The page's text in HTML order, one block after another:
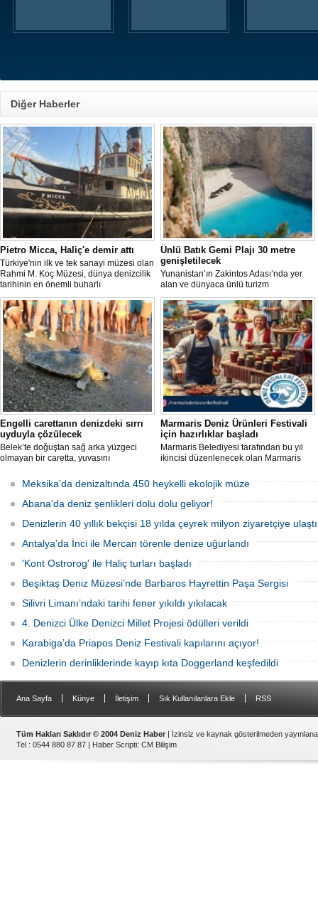
Diğer Haberler
Pietro Micca, Haliç'e demir attı
Türkiye'nin ilk ve tek sanayi müzesi olan
Rahmi M. Koç Müzesi, dünya denizcilik
tarihinin en önemli buharlı
römorkörlerinden biri olarak kabul
edilen Pietro Micca'yı koleksiyonuna
kazandırdı.
Ünlü Batık Gemi Plajı 30 metre
genişletilecek
Yunanistan’ın Zakintos Adası’nda yer
alan ve dünyaca ünlü turizm
noktalarından biri olan Navagio Plajı'nın
yaklaşık 30 metre genişletilmesi
planlanıyor.
Engelli carettanın denizdeki sırrı
uyduyla çözülecek
Belek’te doğuştan sağ arka yüzgeci
olmayan bir caretta, yuvasını
üzerine bıraktı. "DOA" adı verilen deniz
kaplumbağasına ilk kez uydu izleme
cihazı takıldı ve denize uğurlandı.
Marmaris Deniz Ürünleri Festivali
için hazırlıklar başladı
Marmaris Belediyesi tarafından bu yıl
ikincisi düzenlenecek olan Marmaris
tarihleri arasında Selimiye
Mahallesi'nde gerçekleştirilecek.
Festivalde deniz ürünleri, yöresel
lezzetler ve kentin kıyı kültürü ön plana
çıkarılacak.
Meksika’da denizaltında 450 heykelli ekolojik müze
Abana’da deniz şenlikleri dolu dolu geliyor!
Denizlerin 40 yıllık bekçisi 18 yılda çeyrek milyon ziyaretçiye ulaştı
Antalya’da İnci ile Mercan törenle denize uğurlandı
'Kont Ostrorog' ile Haliç turları başladı
Beşiktaş Deniz Müzesi’nde Barbaros Hayrettin Paşa Sergisi
Silivri Limanı’ndaki tarihi fener yıkıldı yıkılacak
4. Denizci Ülke Denizci Millet Projesi ödülleri verildi
Karabiga’da Priapos Deniz Festivali kapılarını açıyor!
Denizlerin derinliklerinde kayıp kıta Doggerland keşfedildi
Ana Sayfa Künye İletişim Sık Kullanılanlara Ekle RSS
Tüm Hakları Saklıdır © 2004 Deniz Haber | İzinsiz ve kaynak gösterilmeden
Tel : 0544 880 87 87 | Haber Scripti: CM Bilişim